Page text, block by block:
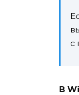
с
В